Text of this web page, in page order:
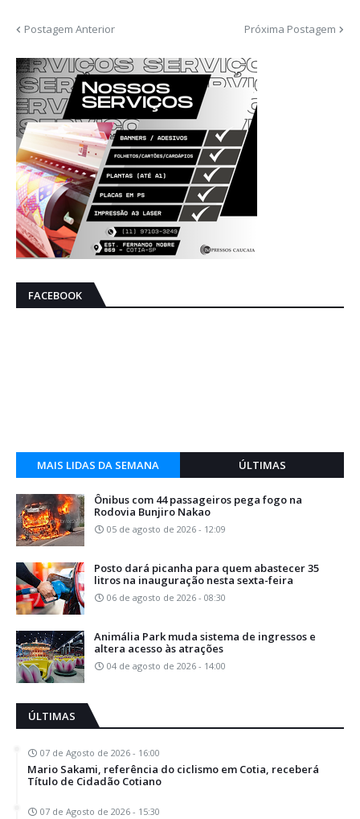
Postagem Anterior Próxima Postagem
FACEBOOK
MAIS LIDAS DA SEMANA ÚLTIMAS
Ônibus com 44 passageiros pega fogo na
Rodovia Bunjiro Nakao
05 de agosto de 2026 - 12:09
Posto dará picanha para quem abastecer 35
litros na inauguração nesta sexta-feira
06 de agosto de 2026 - 08:30
Animália Park muda sistema de ingressos e
altera acesso às atrações
04 de agosto de 2026 - 14:00
ÚLTIMAS
07 de Agosto de 2026 - 16:00
Mario Sakami, referência do ciclismo em Cotia, receberá
Título de Cidadão Cotiano
07 de Agosto de 2026 - 15:30